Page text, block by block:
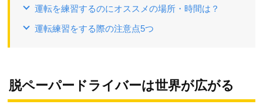
運転を練習するのにオススメの場所・時間は？
運転練習をする際の注意点5つ
脱ペーパードライバーは世界が広がる